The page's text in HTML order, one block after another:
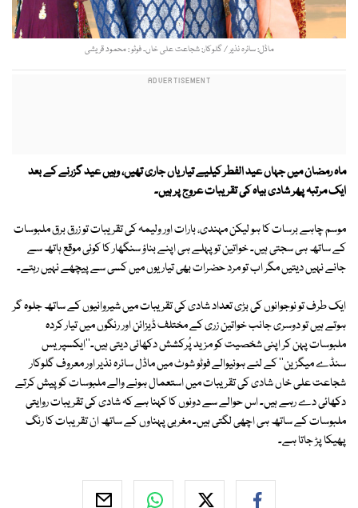
ماڈل: سائرہ نذیر / گلوکار: شجاعت علی خاں۔ فوٹو : محمود قریشی
ماہ رمضان میں جہاں عید الفطر کیلیے تیاریاں جاری تھیں، وہیں عید گزرنے کے بعد
ایک مرتبہ پھر شادی بیاہ کی تقریبات عروج پر ہیں۔
موسم چاہے برسات کا ہو لیکن مہندی، بارات اور ولیمہ کی تقریبات تو زرق برق ملبوسات
کے ساتھ ہی سجتی ہیں۔ خواتین تو پہلے ہی اپنے بناؤ سنگھار کا کوئی موقع ہاتھ سے
جانے نہیں دیتیں مگر اب تو مرد حضرات بھی تیاریوں میں کسی سے پیچھے نہیں رہتے۔
ایک طرف تو نوجوانوں کی بڑی تعداد شادی کی تقریبات میں شیروانیوں کے ساتھ جلوہ گر
ہوتے ہیں تو دوسری جانب خواتین زری کے مختلف ڈیزائن اور رنگوں میں تیار کردہ
ملبوسات پہن کر اپنی شخصیت کو مزید پُرکشش دکھائی دیتی ہیں۔''ایکسپریس
سنڈے میگزین'' کے لئے ہونیوالے فوٹو شوٹ میں ماڈل سائرہ نذیر اور معروف گلوکار
شجاعت علی خاں شادی کی تقریبات میں استعمال ہونے والے ملبوسات کو پیش کرتے
دکھائی دے رہے ہیں۔ اس حوالے سے دونوں کا کہنا ہے کہ شادی کی تقریبات روایتی
ملبوسات کے ساتھ ہی اچھی لگتی ہیں۔ مغربی پہناوں کے ساتھ ان تقریبات کا رنگ
پھیکا پڑ جاتا ہے۔